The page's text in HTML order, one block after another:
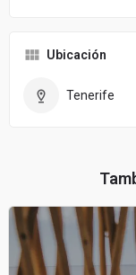
Ubicación
Tenerife